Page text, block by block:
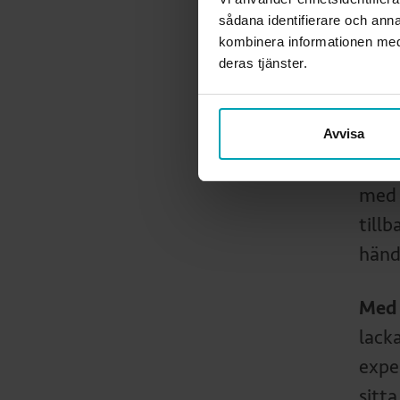
sådana identifierare och
kombinera informationen
deras tjänster.
Avvisa
blir
–